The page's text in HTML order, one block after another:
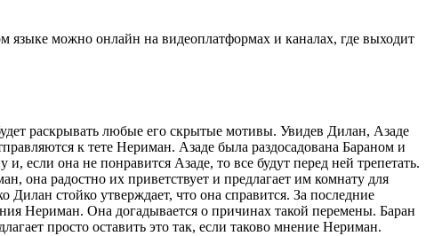
языке можно онлайн на видеоплатформах и каналах, где выходит
раскрывать любые его скрытые мотивы. Увидев Дилан, Азаде
к тете Нериман. Азаде была раздосадована Бараном и
если она не понравится Азаде, то все будут перед ней трепетать.
она радостно их приветствует и предлагает им комнату для
стойко утверждает, что она справится. За последние
Нериман. Она догадывается о причинах такой перемены. Баран
просто оставить это так, если таково мнение Нериман.